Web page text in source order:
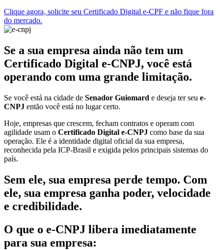
Clique agora, solicite seu Certificado Digital e-CPF e não fique fora
do mercado.
Se a sua empresa ainda não tem um
Certificado Digital e-CNPJ, você está
operando com uma grande limitação.
Se você está na cidade de Senador Guiomard e deseja ter seu e-
CNPJ então você está no lugar certo.
Hoje, empresas que crescem, fecham contratos e operam com
agilidade usam o Certificado Digital e-CNPJ como base da sua
operação. Ele é a identidade digital oficial da sua empresa,
reconhecida pela ICP-Brasil e exigida pelos principais sistemas do
país.
Sem ele, sua empresa perde tempo. Com
ele, sua empresa ganha poder, velocidade
e credibilidade.
O que o e-CNPJ libera imediatamente
para sua empresa: